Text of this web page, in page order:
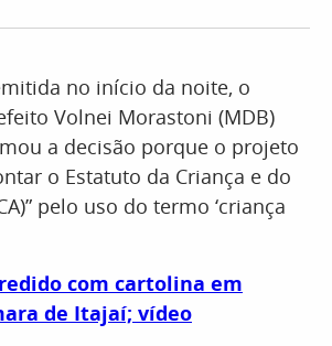
no início da noite, o
Volnei Morastoni (MDB)
a decisão porque o projeto
o Estatuto da Criança e do
pelo uso do termo ‘criança
com cartolina em
de Itajaí; vídeo